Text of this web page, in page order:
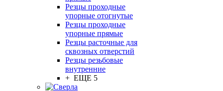
Резцы проходные
упорные отогнутые
Резцы проходные
упорные прямые
Резцы расточные для
сквозных отверстий
Резцы резьбовые
внутренние
+ ЕЩЕ 5